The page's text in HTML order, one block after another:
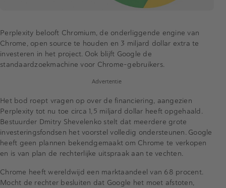
Perplexity belooft Chromium, de onderliggende engine van
Chrome, open source te houden en 3 miljard dollar extra te
investeren in het project. Ook blijft Google de
standaardzoekmachine voor Chrome-gebruikers.
Advertentie
Het bod roept vragen op over de financiering, aangezien
Perplexity tot nu toe circa 1,5 miljard dollar heeft opgehaald.
Bestuurder Dmitry Shevelenko stelt dat meerdere grote
investeringsfondsen het voorstel volledig ondersteunen. Google
heeft geen plannen bekendgemaakt om Chrome te verkopen
en is van plan de rechterlijke uitspraak aan te vechten.
Chrome heeft wereldwijd een marktaandeel van 68 procent.
Mocht de rechter besluiten dat Google het moet afstoten,